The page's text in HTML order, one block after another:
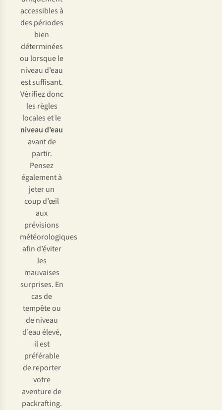
accessibles à
des périodes
bien
déterminées
ou lorsque le
niveau d’eau
est suffisant.
Vérifiez donc
les règles
locales et le
niveau d’eau
avant de
partir.
Pensez
également à
jeter un
coup d’œil
aux
prévisions
météorologiques
afin d’éviter
les
mauvaises
surprises. En
cas de
tempête ou
de niveau
d’eau élevé,
il est
préférable
de reporter
votre
aventure de
packrafting.